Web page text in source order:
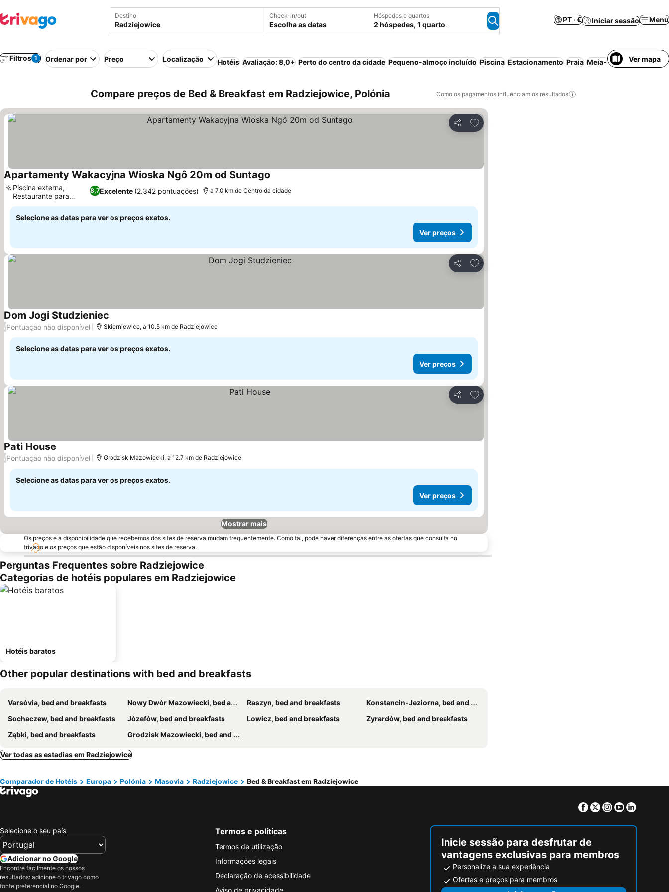
Destino Check-in/out
Escolha as datas
Hóspedes e quartos
2 hóspedes, 1 quarto.
PT · € Iniciar sessão Menu
Filtros 1 Ordenar por Preço Localização Hotéis Avaliação: 8,0+ Perto do centro da cidade Pequeno-almoço incluído Piscina Estacionamento Praia Meia-pensãoVer mapa
Compare preços de Bed & Breakfast em Radziejowice, Polónia Como os pagamentos influenciam os resultados
Partilhar
Adicionar aos favoritos
Apartamenty Wakacyjna Wioska Ngô 20m od Suntago
8,7Excelente (2.342 pontuações)
Piscina externa,
Restaurante para
famílias
a 7.0 km de Centro da cidade
Selecione as datas para ver os preços exatos.
Ver preços
Partilhar
Adicionar aos favoritos
Dom Jogi Studzieniec
/Pontuação não disponível Skierniewice, a 10.5 km de Radziejowice
Selecione as datas para ver os preços exatos.
Ver preços
Partilhar
Adicionar aos favoritos
Pati House
/Pontuação não disponível Grodzisk Mazowiecki, a 12.7 km de Radziejowice
Selecione as datas para ver os preços exatos.
Ver preços
Mostrar mais
Os preços e a disponibilidade que recebemos dos sites de reserva mudam frequentemente. Como tal, pode haver diferenças entre as ofertas que consulta no
trivago e os preços que estão disponíveis nos sites de reserva.
Perguntas Frequentes sobre Radziejowice
Categorias de hotéis populares em Radziejowice
Hotéis baratos
Other popular destinations with bed and breakfasts
Varsóvia, bed and breakfasts Nowy Dwór Mazowiecki, bed and breakfasts Raszyn, bed and breakfasts
Konstancin-Jeziorna, bed and breakfasts
Sochaczew, bed and breakfasts
Józefów, bed and breakfasts Lowicz, bed and breakfasts
Zyrardów, bed and breakfasts
Ząbki, bed and breakfasts
Grodzisk Mazowiecki, bed and breakfasts
Ver todas as estadias em Radziejowice
Comparador de Hotéis Europa Polónia Masovia Radziejowice Bed & Breakfast em Radziejowice
Facebook
TwitterInstagram
Youtube
Selecione o seu país
Adicionar no Google
Encontre facilmente os nossos
resultados: adicione o trivago como
fonte preferencial no Google.
Termos e políticas
Termos de utilização
Informações legais
Declaração de acessibilidade
Aviso de privacidade
Inicie sessão para desfrutar de
vantagens exclusivas para membros
Personalize a sua experiência
Ofertas e preços para membros